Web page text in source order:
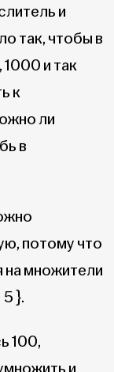
и
так, чтобы в
и так
к
ли
в
потому что
на множители
}.
100,